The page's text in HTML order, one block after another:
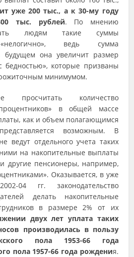
уже 200 тыс., а к 30-му году
тыс. рублей. По мнению
людям такие суммы
ведь сумма
будущем она увеличит размер
бедностью», которые призваны
минимумом.
количество
в общей массе
как и объем полагающимся
возможным. В
ведут отдельного учета таких
на накопительные выплаты
другие пенсионеры, например,
Оказывается, в уже
04 гг. законодательство
делать накопительные
в размере 2% от их
двух лет уплата таких
производилась в пользу
пола 1953-66 года
пола 1957-66 года рождения.